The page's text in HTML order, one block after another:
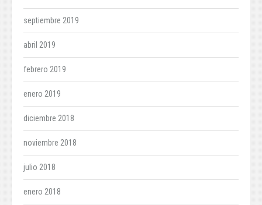
septiembre 2019
abril 2019
febrero 2019
enero 2019
diciembre 2018
noviembre 2018
julio 2018
enero 2018